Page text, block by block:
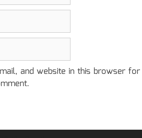
and website in this browser for